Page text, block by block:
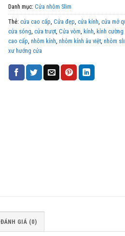
Danh mục: Cửa nhôm Slim
Thẻ: cửa cao cấp Cửa đẹp cửa kính cửa mở
cửa sóng cửa trượt, Cửa vòm kính kính
cao cấp nhôm kính nhôm kính âu việt, nhôm
xư hướng cửa
ĐÁNH GIÁ (0)